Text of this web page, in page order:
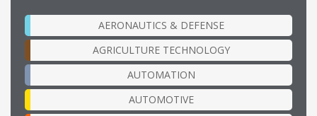
AERONAUTICS & DEFENSE
AGRICULTURE TECHNOLOGY
AUTOMATION
AUTOMOTIVE